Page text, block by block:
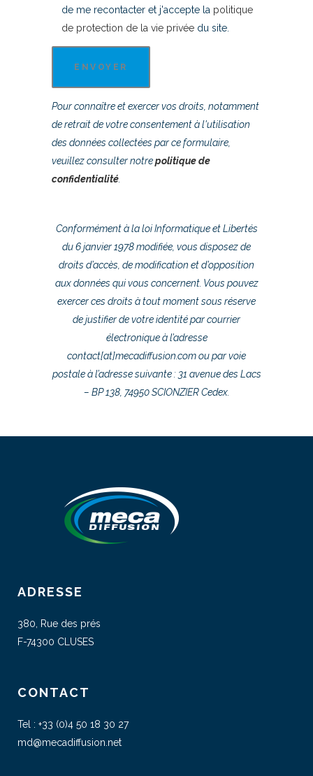
de me recontacter et j'accepte la politique
de protection de la vie privée du site.
Pour connaître et exercer vos droits, notamment
de retrait de votre consentement à l'utilisation
des données collectées par ce formulaire,
veuillez consulter notrepolitique de
confidentialité
Conformément à la loi Informatique et Libertés
du 6 janvier 1978 modifiée, vous disposez de
droits d’accès, de modification et d’opposition
aux données qui vous concernent. Vous pouvez
exercer ces droits à tout moment sous réserve
de justifier de votre identité par courrier
électronique à l’adresse
contact[at]mecadiffusion.com ou par voie
postale à l’adresse suivante : 31 avenue des Lacs
– BP 138, 74950 SCIONZIER Cedex.
ADRESSE
380, Rue des prés
F-74300 CLUSES
CONTACT
Tel : +33 (0)4 50 18 30 27
md@mecadiffusion.net